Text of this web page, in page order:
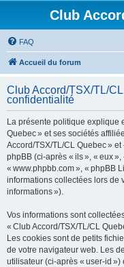
Club
FAQ
Accueil du forum
Club Accord/TSX/TL/
confidentialité
La présente politique explique
Quebec » et ses sociétés
Accord/TSX/TL/CL Quebec »
phpBB (ci-après « ils », « eux
« www.phpbb.com », « phpBB
informations collectées lors de
informations »).
Vos informations sont
« Club Accord/TSX/TL/CL
Les cookies sont de petits
de votre navigateur web. Les
utilisateur (ci-après « user-id